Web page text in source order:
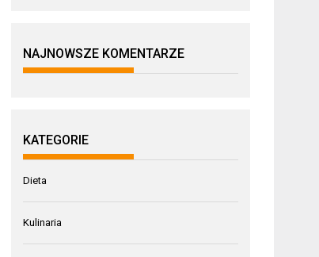
NAJNOWSZE KOMENTARZE
KATEGORIE
Dieta
Kulinaria